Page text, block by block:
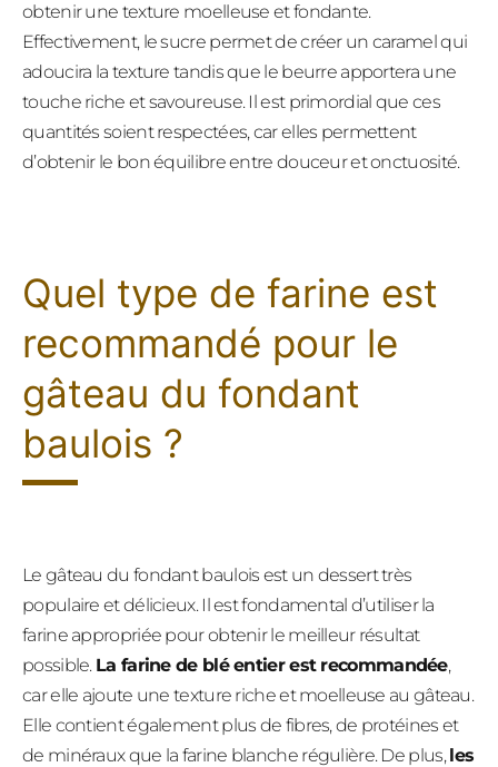
obtenir une texture moelleuse et fondante.
Effectivement, le sucre permet de créer un caramel qui
adoucira la texture tandis que le beurre apportera une
touche riche et savoureuse. Il est primordial que ces
quantités soient respectées, car elles permettent
d’obtenir le bon équilibre entre douceur et onctuosité.
Quel type de farine est
recommandé pour le
gâteau du fondant
baulois ?
Le gâteau du fondant baulois est un dessert très
populaire et délicieux. Il est fondamental d’utiliser la
farine appropriée pour obtenir le meilleur résultat
possible. La farine de blé entier est recommandée,
car elle ajoute une texture riche et moelleuse au gâteau.
Elle contient également plus de fibres, de protéines et
de minéraux que la farine blanche régulière. De plus,les